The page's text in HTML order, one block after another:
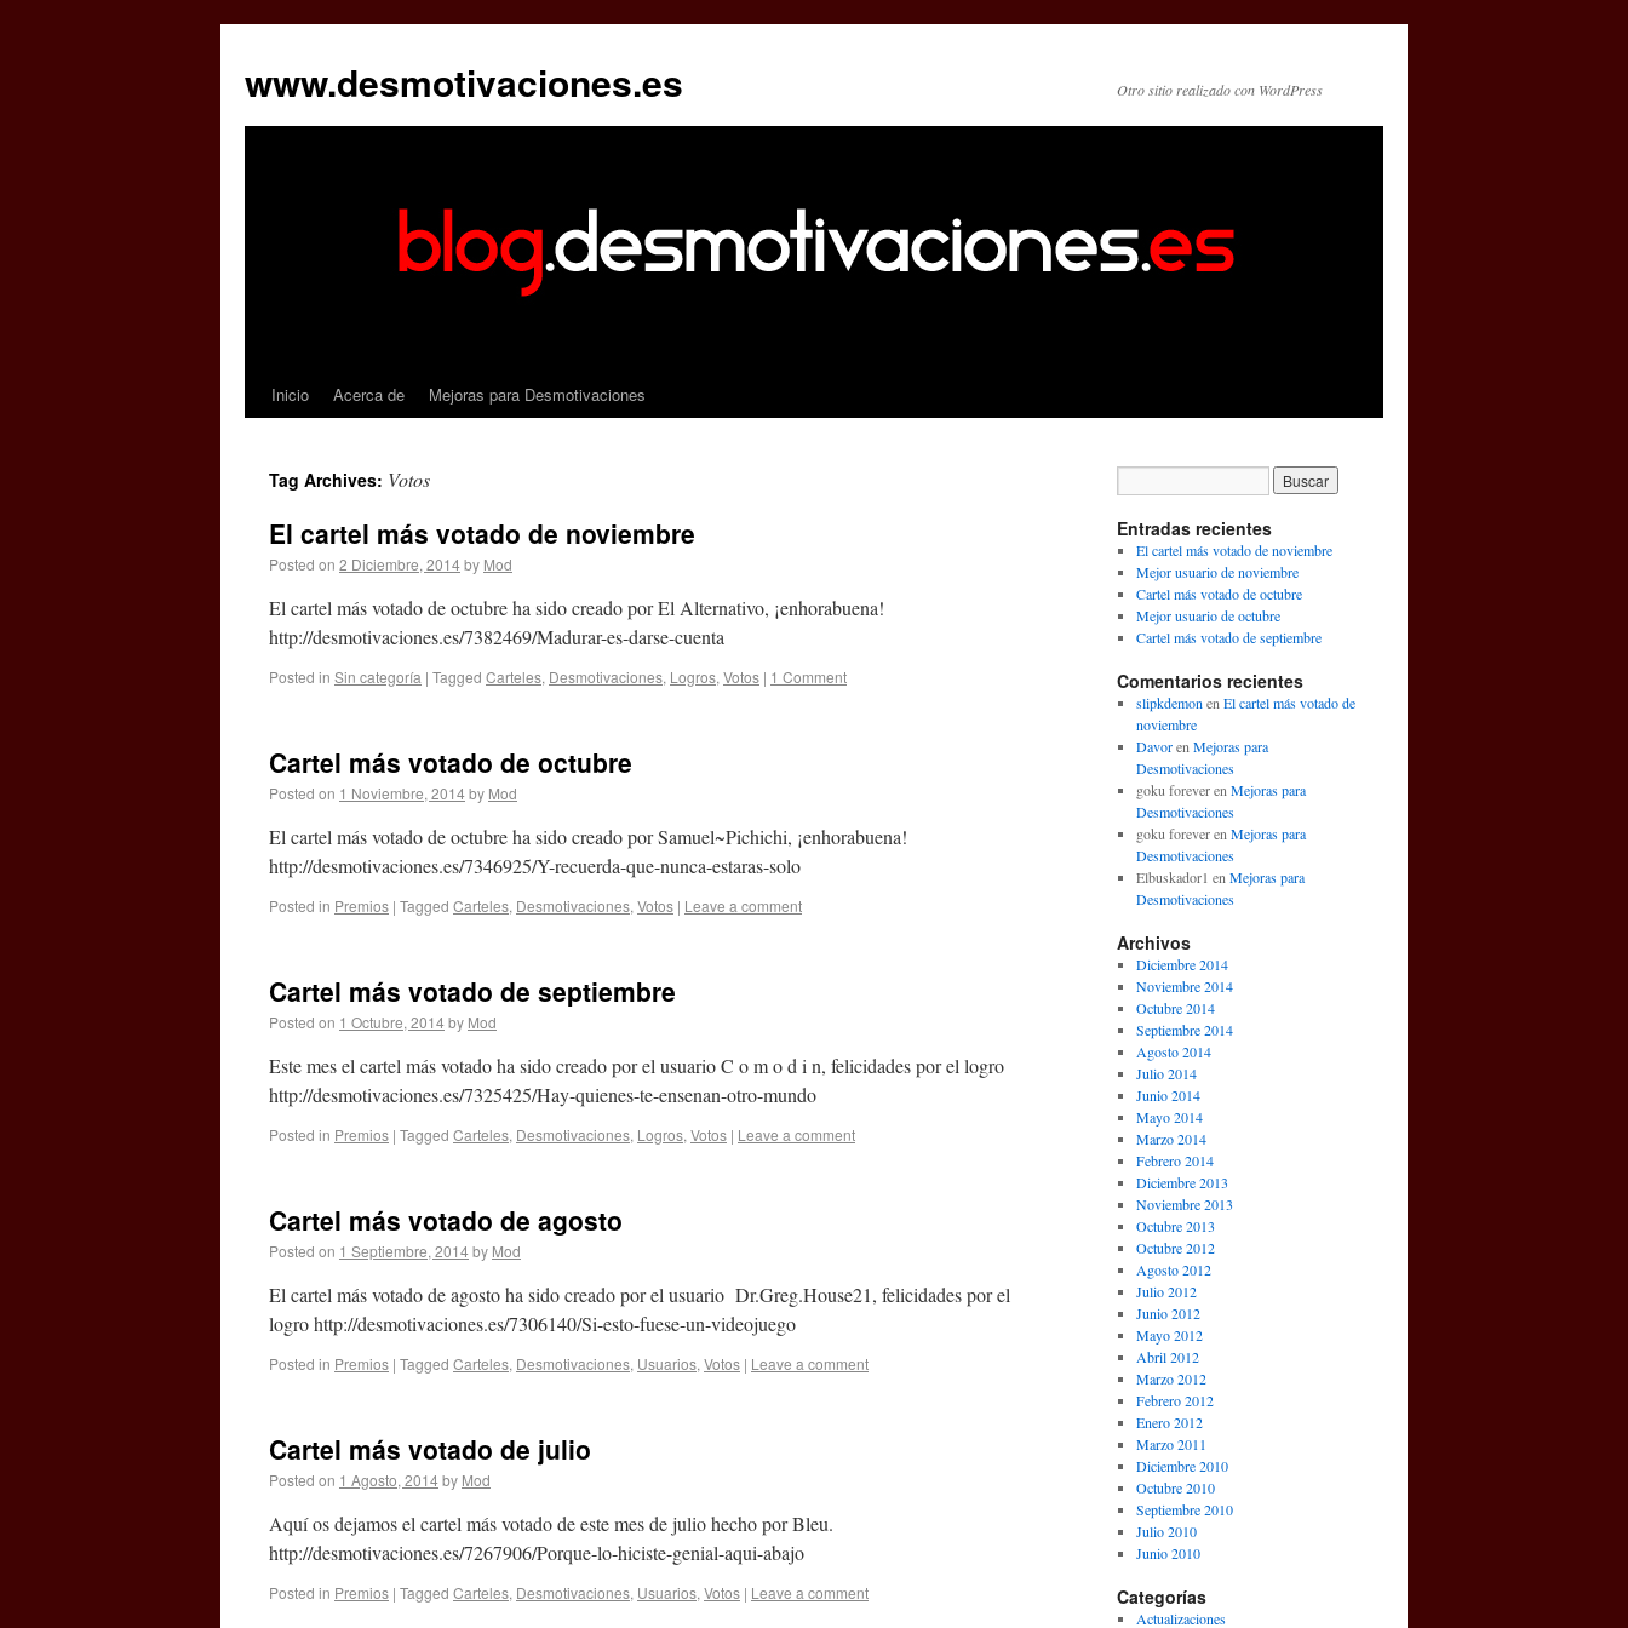
www.desmotivaciones.es Otro sitio realizado con WordPress
Inicio Acerca de Mejoras para Desmotivaciones
Tag Archives: Votos
El cartel más votado de noviembre
Posted on 2 Diciembre, 2014by Mod
El cartel más votado de octubre ha sido creado por El Alternativo, ¡enhorabuena!
http://desmotivaciones.es/7382469/Madurar-es-darse-cuenta
Posted in Sin categoría | Tagged Carteles, Desmotivaciones, Logros, Votos | 1 Comment
Cartel más votado de octubre
Posted on 1 Noviembre, 2014by Mod
El cartel más votado de octubre ha sido creado por Samuel~Pichichi, ¡enhorabuena!
http://desmotivaciones.es/7346925/Y-recuerda-que-nunca-estaras-solo
Posted in Premios | Tagged Carteles, Desmotivaciones, Votos | Leave a comment
Cartel más votado de septiembre
Posted on 1 Octubre, 2014by Mod
Este mes el cartel más votado ha sido creado por el usuario C o m o d i n, felicidades por el logro
http://desmotivaciones.es/7325425/Hay-quienes-te-ensenan-otro-mundo
Posted in Premios | Tagged Carteles, Desmotivaciones, Logros, Votos | Leave a comment
Cartel más votado de agosto
Posted on 1 Septiembre, 2014by Mod
El cartel más votado de agosto ha sido creado por el usuario Dr.Greg.House21, felicidades por el
logro http://desmotivaciones.es/7306140/Si-esto-fuese-un-videojuego
Posted in Premios | Tagged Carteles, Desmotivaciones, Usuarios, Votos | Leave a comment
Cartel más votado de julio
Posted on 1 Agosto, 2014by Mod
Aquí os dejamos el cartel más votado de este mes de julio hecho por Bleu.
http://desmotivaciones.es/7267906/Porque-lo-hiciste-genial-aqui-abajo
Posted in Premios | Tagged Carteles, Desmotivaciones, Usuarios, Votos | Leave a comment
Entradas recientes
El cartel más votado de noviembre
Mejor usuario de noviembre
Cartel más votado de octubre
Mejor usuario de octubre
Cartel más votado de septiembre
Comentarios recientes
slipkdemon en El cartel más votado de
noviembre
Davoren Mejoras para
Desmotivaciones
goku forever en Mejoras para
Desmotivaciones
goku forever en Mejoras para
Desmotivaciones
Elbuskador1 en Mejoras para
Desmotivaciones
Archivos
Diciembre 2014
Noviembre 2014
Octubre 2014
Septiembre 2014
Agosto 2014
Julio 2014
Junio 2014
Mayo 2014
Marzo 2014
Febrero 2014
Diciembre 2013
Noviembre 2013
Octubre 2013
Octubre 2012
Agosto 2012
Julio 2012
Junio 2012
Mayo 2012
Abril 2012
Marzo 2012
Febrero 2012
Enero 2012
Marzo 2011
Diciembre 2010
Octubre 2010
Septiembre 2010
Julio 2010
Junio 2010
Categorías
Actualizaciones